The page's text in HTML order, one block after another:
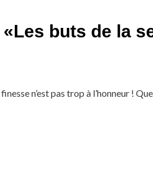
Les buts de la
finesse n’est pas trop à l’honneur !